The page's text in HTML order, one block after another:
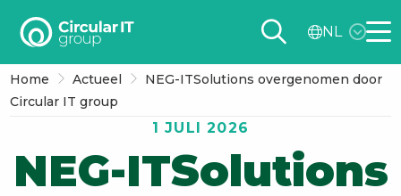
Circular
group
–
NL
Home Actueel
NEG-ITSolutions overgenomen door
Circular IT group
1 JULI 2026
NEG-ITSolutions